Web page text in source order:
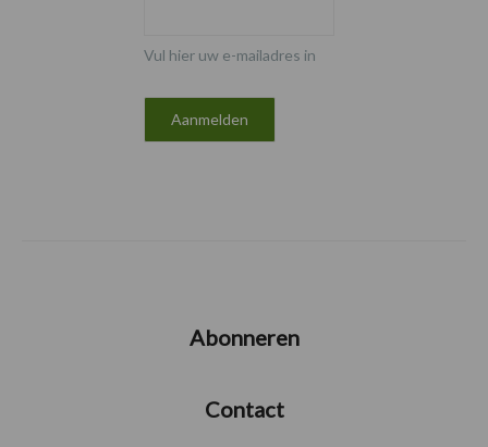
Vul hier uw e-mailadres in
Abonneren
Contact